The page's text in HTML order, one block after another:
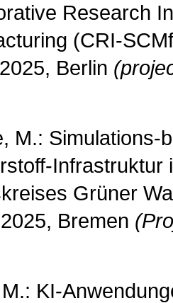
Research
(CRI-
Berlin
M.: Simulations-
Infrastruktur
Grüner
Bremen
KI-